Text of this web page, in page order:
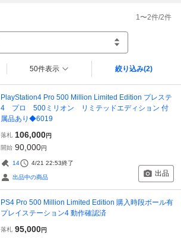
1 〜2件/2件
50件表示 絞り込み(2)
PlayStation4 Pro 500 Million Limited Edition プレステ
4 プロ 500ミリオン リミテッドエディション 付
属品あり◆6019
落札 106,000円
開始 90,000円
14 4/21 22:53終了
出品中の商品 出品
PS4 Pro 500 Million Limited Edition 購入時段ボール有
プレイステーション4 動作確認済
落札 95,000円